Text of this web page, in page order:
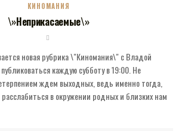
КИНОМАНИЯ
\»Неприкасаемые\»
новая рубрика \"Киномания\" с Владой
каждую субботу в 19:00. Не
ждем выходных, ведь именно тогда,
в окружении родных и близких нам